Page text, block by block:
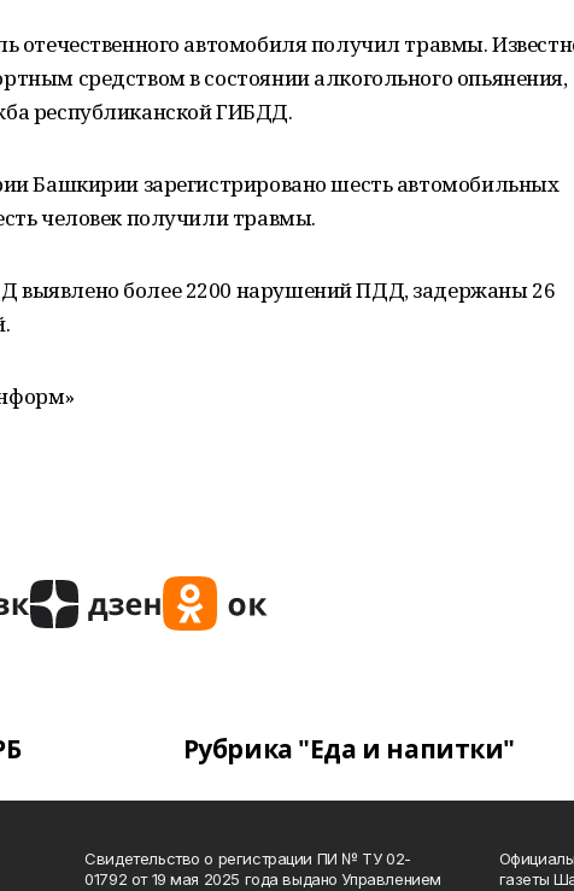
отечественного автомобиля получил травмы.
средством в состоянии алкогольного опьянения,
республиканской ГИБДД.
Башкирии зарегистрировано шесть автомобильных
человек получили травмы.
выявлено более 2200 нарушений ПДД, задержаны 26
Рубрика "Еда и напитки"
Свидетельство о регистрации ПИ № ТУ 02-
01792 от 19 мая 2025 года выдано Управлением
газеты